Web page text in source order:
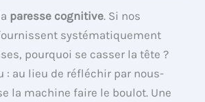
paresse cognitive. Si nos
systématiquement
pourquoi se casser la tête ?
: au lieu de réfléchir par nous-
la machine faire le boulot. Une